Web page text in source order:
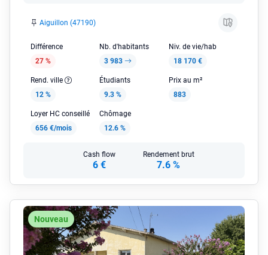
Aiguillon (47190)
Différence
27 %
Nb. d'habitants
3 983
Niv. de vie/hab
18 170 €
Rend. ville
12 %
Étudiants
9.3 %
Prix au m²
883
Loyer HC conseillé
656 €/mois
Chômage
12.6 %
Cash flow
6 €
Rendement brut
7.6 %
Nouveau